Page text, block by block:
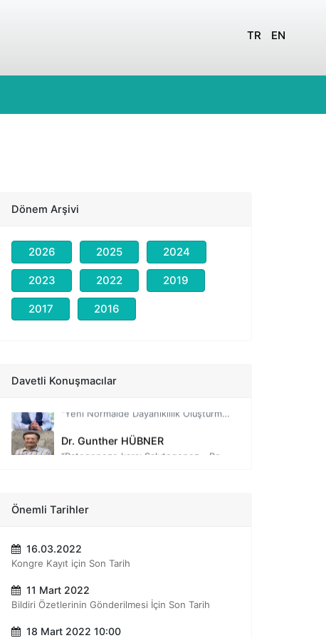
TR EN
Dönem Arşivi
2026 2025 2024
2023 2022 2019
2017 2016
Davetli Konuşmacılar
Dr. Tayyab RASHİD
Dr. Gunther HÜBNER
Prof. Dr. Sevinç Serpil AYTAÇ
Prof. Dr. Zümra ATALAY
“Yapmak Yerine Olmak”
Prof. Dr. Gökben HIZLI SAYAR
Önemli Tarihler
16.03.2022
Kongre Kayıt için Son Tarih
11 Mart 2022
Bildiri Özetlerinin Gönderilmesi İçin Son Tarih
18 Mart 2022 10:00